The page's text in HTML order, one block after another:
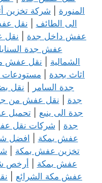
المنورة
شركة تخزين
الى الطائف
نقل
عفش داخل جدة
نقل
عفش جدة
الشمالية
نقل عفش
اثاث بجدة
مستودعات
جدة السامر
نقل
جدة
نقل عفش من
جدة الى ينبع |تحميل
جدة
شركات نقل
عفش بمكة
افضل
تخزين عفش بمكة
عفش بمكة
أرخص
عفش مكة الشرائع